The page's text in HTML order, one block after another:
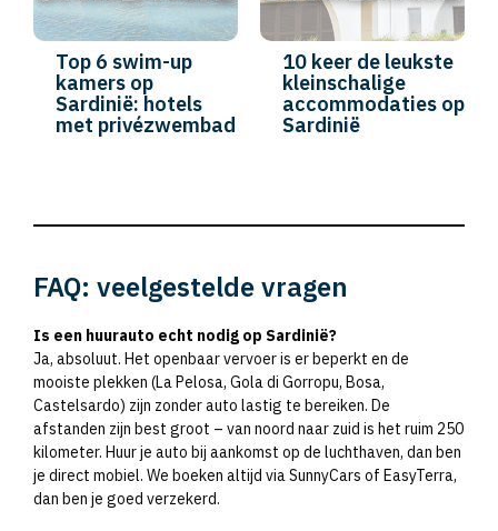
Top 6 swim-up
kamers op
Sardinië: hotels
met privézwembad
10 keer de leukste
kleinschalige
accommodaties op
Sardinië
FAQ: veelgestelde vragen
Is een huurauto echt nodig op Sardinië?
Ja, absoluut. Het openbaar vervoer is er beperkt en de
mooiste plekken (La Pelosa, Gola di Gorropu, Bosa,
Castelsardo) zijn zonder auto lastig te bereiken. De
afstanden zijn best groot – van noord naar zuid is het ruim 250
kilometer. Huur je auto bij aankomst op de luchthaven, dan ben
je direct mobiel. We boeken altijd via SunnyCars of EasyTerra,
dan ben je goed verzekerd.